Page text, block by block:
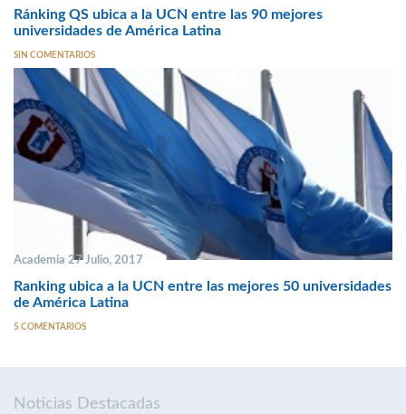
Ránking QS ubica a la UCN entre las 90 mejores
universidades de América Latina
SIN COMENTARIOS
Academia 27 Julio, 2017
Ranking ubica a la UCN entre las mejores 50 universidades
de América Latina
5 COMENTARIOS
Noticias Destacadas